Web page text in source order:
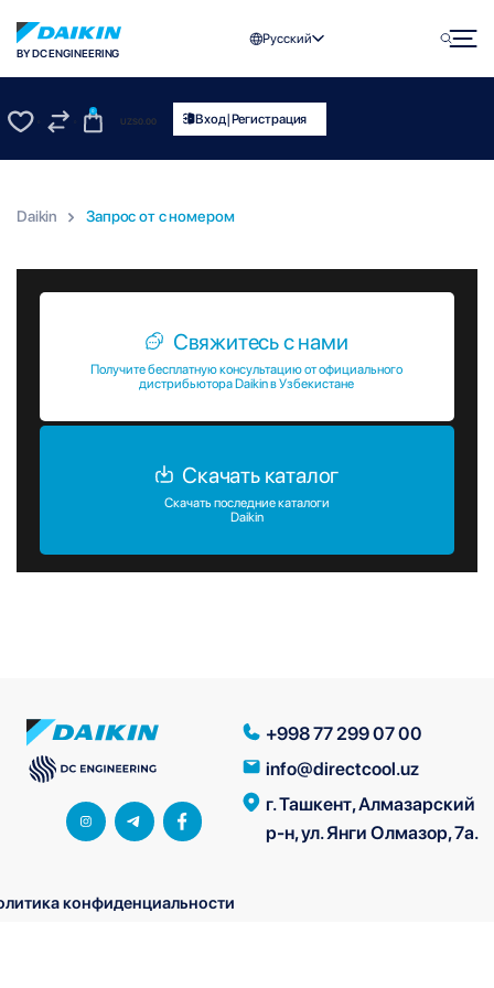
BY DC ENGINEERING
Русский
0
UZS0.00 Вход|Регистрация
Daikin Запрос от c номером
Свяжитесь с нами
Получите бесплатную консультацию от официального
дистрибьютора Daikin в Узбекистане
Скачать каталог
Скачать последние каталоги
Daikin
+998 77 299 07 00
info@directcool.uz
г. Ташкент, Алмазарский
р-н, ул. Янги Олмазор, 7а.
конфиденциальности